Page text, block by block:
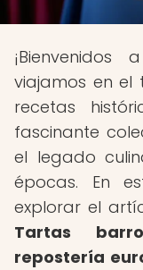
¡Bienvenidos
viajamos en el
recetas
fascinante
el legado
épocas. En
explorar el
Tartas
repostería